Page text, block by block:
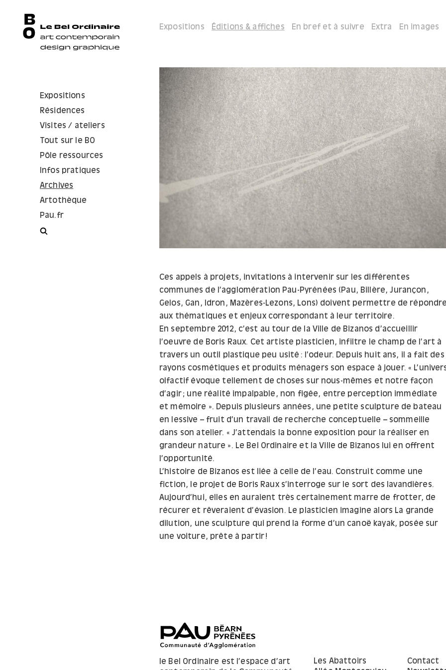
Expositions
Résidences
Visites / ateliers
Tout sur le BO
Pôle ressources
Infos pratiques
Archives
Artothèque
Pau.fr
Rechercher
Expositions Éditions & affiches En bref et à suivre Extra En images
Ces appels à projets, invitations à intervenir sur les différentes
communes de l’agglomération Pau-Pyrénées (Pau, Billère, Jurançon,
Gelos, Gan, Idron, Mazères-Lezons, Lons) doivent permettre de
aux thématiques et enjeux correspondant à leur territoire.
En septembre 2012, c’est au tour de la Ville de Bizanos d’accueillir
l’oeuvre de Boris Raux. Cet artiste plasticien, infiltre le champ de l’art à
travers un outil plastique peu usité : l’odeur. Depuis huit ans, il a fait des
rayons cosmétiques et produits ménagers son espace à jouer. «
olfactif évoque tellement de choses sur nous-mêmes et notre façon
d’agir ; une réalité impalpable, non figée, entre perception immédiate
et mémoire ». Depuis plusieurs années, une petite sculpture de bateau
en lessive – fruit d’un travail de recherche conceptuelle – sommeille
dans son atelier. « J’attendais la bonne exposition pour la réaliser en
grandeur nature ». Le Bel Ordinaire et la Ville de Bizanos lui en offrent
l’opportunité.
L’histoire de Bizanos est liée à celle de l’eau. Construit comme une
fiction, le projet de Boris Raux s’interroge sur le sort des lavandières.
Aujourd’hui, elles en auraient très certainement marre de frotter, de
récurer et rêveraient d’évasion. Le plasticien imagine alors La grande
dilution, une sculpture qui prend la forme d’un canoë kayak, posée sur
une voiture, prête à partir !
le Bel Ordinaire est l’espace d’art
Les Abattoirs
Contact